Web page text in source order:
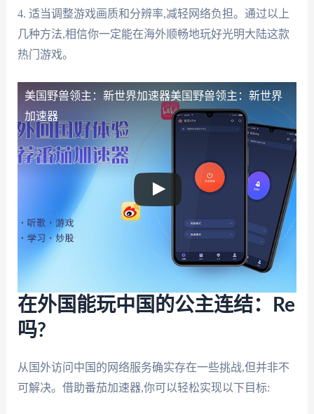
4. 适当调整游戏画质和分辨率,减轻网络负担。通过以上
几种方法,相信你一定能在海外顺畅地玩好光明大陆这款
热门游戏。
美国野兽领主：新世界加速器美国野兽领主：新世界
加速器
在外国能玩中国的公主连结：Re
吗?
从国外访问中国的网络服务确实存在一些挑战,但并非不
可解决。借助番茄加速器,你可以轻松实现以下目标: